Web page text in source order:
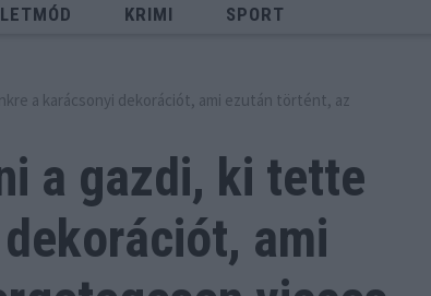
KRIMI SPORT
a karácsonyi dekorációt, ami ezután történt, az
a gazdi, ki tette
ami